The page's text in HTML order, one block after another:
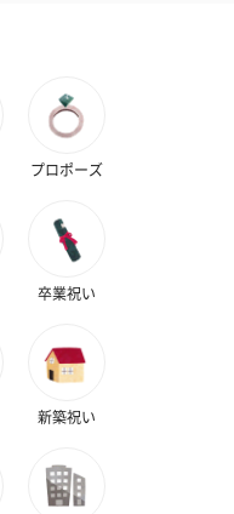
プロポーズ
卒業祝い
新築祝い